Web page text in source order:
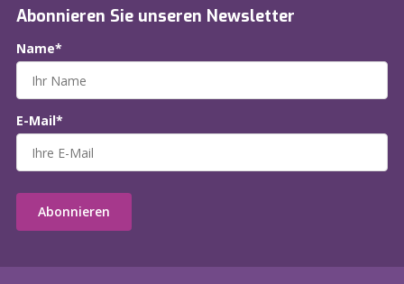
Abonnieren Sie unseren Newsletter
Name*
E-Mail*
Abonnieren